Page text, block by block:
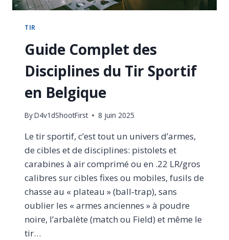
TIR
Guide Complet des
Disciplines du Tir Sportif
en Belgique
ByD4v1dShootFirst 8 juin 2025
Le tir sportif, c’est tout un univers d’armes,
de cibles et de disciplines: pistolets et
carabines à air comprimé ou en .22 LR/gros
calibres sur cibles fixes ou mobiles, fusils de
chasse au « plateau » (ball‑trap), sans
oublier les « armes anciennes » à poudre
noire, l’arbalète (match ou Field) et même le
tir…